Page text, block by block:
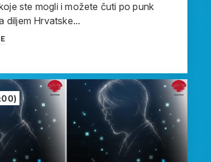
ste mogli i možete čuti po punk
diljem Hrvatske...